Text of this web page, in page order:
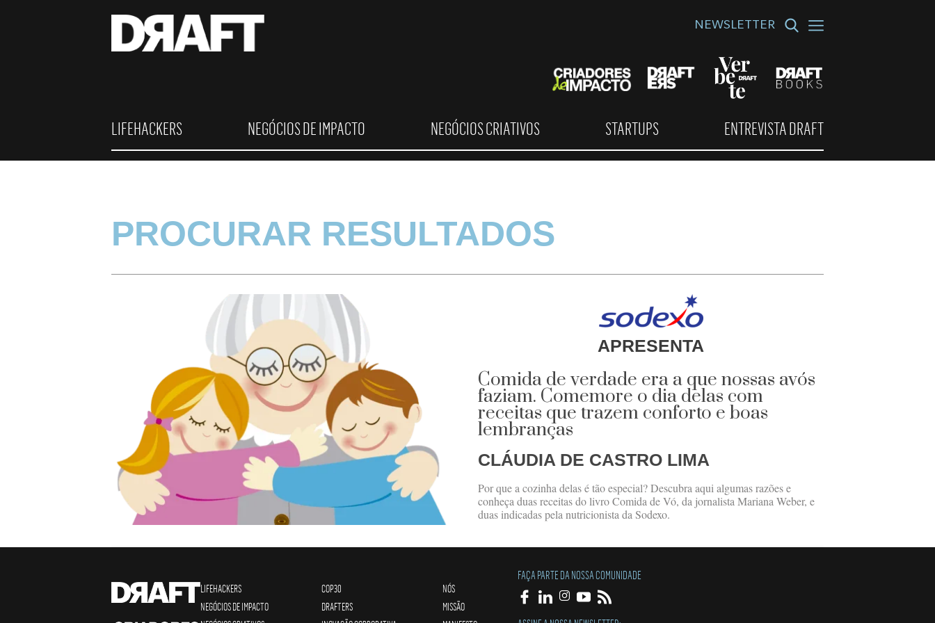
NEWSLETTER
LIFEHACKERS NEGÓCIOS DE IMPACTO NEGÓCIOS CRIATIVOS STARTUPS ENTREVISTA DRAFT
PROCURAR RESULTADOS
APRESENTA
Comida de verdade era a que nossas avós
faziam. Comemore o dia delas com
receitas que trazem conforto e boas
lembranças
CLÁUDIA DE CASTRO LIMA
Por que a cozinha delas é tão especial? Descubra aqui algumas razões e
conheça duas receitas do livro Comida de Vó, da jornalista Mariana Weber, e
duas indicadas pela nutricionista da Sodexo.
LIFEHACKERS
NEGÓCIOS DE IMPACTO
COP30
DRAFTERS
NÓS
MISSÃO
FAÇA PARTE DA NOSSA COMUNIDADE